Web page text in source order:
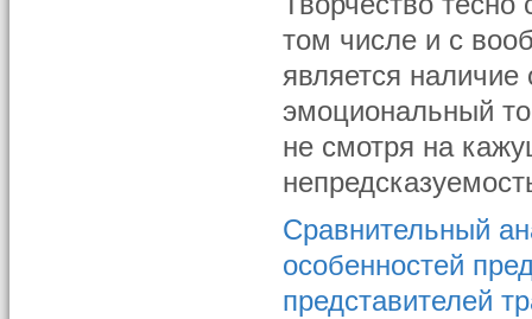
том числе и с
является
эмоциональный
не смотря на
Сравнительный
особенностей
представителей